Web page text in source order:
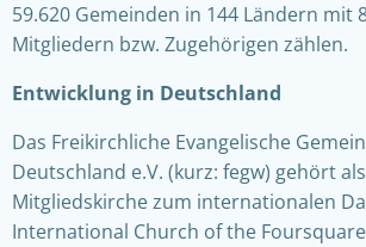
59.620 Gemeinden in 144 Ländern mit
Mitgliedern bzw. Zugehörigen zählen.
Entwicklung in Deutschland
Das Freikirchliche Evangelische
Deutschland e.V. (kurz: fegw) gehört
Mitgliedskirche zum internationalen
International Church of the